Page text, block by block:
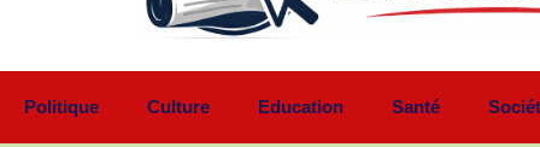
Politique Culture Education Santé